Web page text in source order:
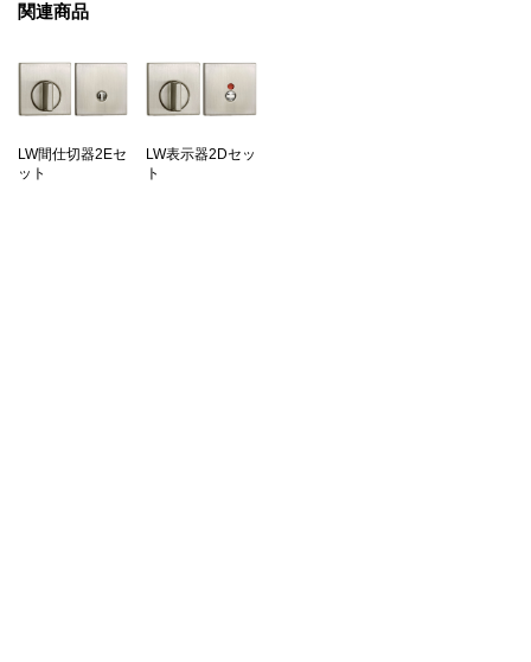
関連商品
LW間仕切器2Eセ
ット
LW表示器2Dセッ
ト